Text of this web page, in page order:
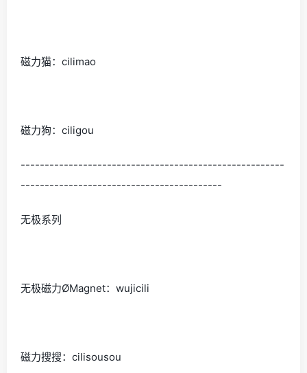
磁力猫：cilimao
磁力狗：ciligou
-------------------------------------------------------
------------------------------------------
无极系列
无极磁力ØMagnet：wujicili
磁力搜搜：cilisousou